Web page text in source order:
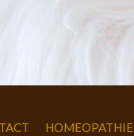
HOMEOPATHIE